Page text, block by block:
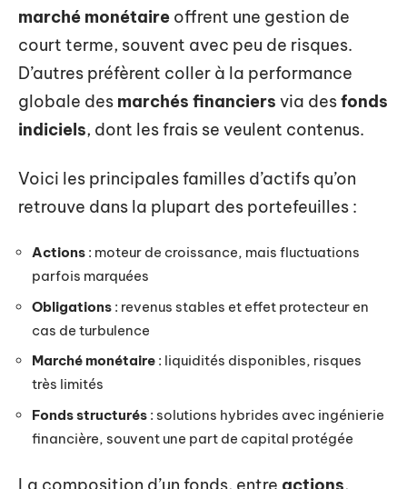
marché monétaire offrent une gestion de
court terme, souvent avec peu de risques.
D’autres préfèrent coller à la performance
globale des marchés financiers via desfonds
indiciels, dont les frais se veulent contenus.
Voici les principales familles d’actifs qu’on
retrouve dans la plupart des portefeuilles :
Actions : moteur de croissance, mais fluctuations
parfois marquées
Obligations : revenus stables et effet protecteur en
cas de turbulence
Marché monétaire : liquidités disponibles, risques
très limités
Fonds structurés : solutions hybrides avec ingénierie
financière, souvent une part de capital protégée